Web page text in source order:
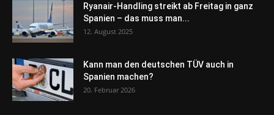
Ryanair-Handling streikt ab Freitag in ganz
Spanien – das muss man...
12. August 2025
Kann man den deutschen TÜV auch in
Spanien machen?
20. Februar 2026